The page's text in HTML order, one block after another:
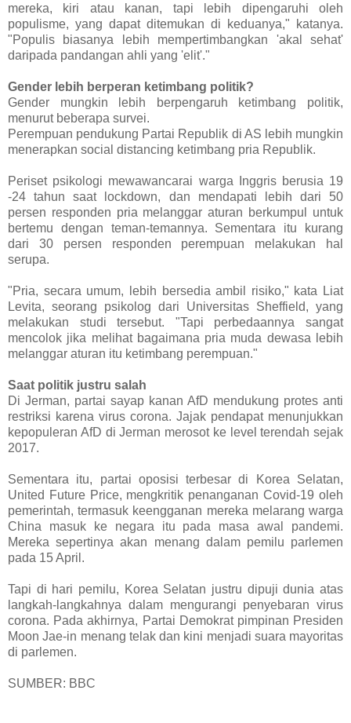
mereka, kiri atau kanan, tapi lebih dipengaruhi oleh
populisme, yang dapat ditemukan di keduanya," katanya.
"Populis biasanya lebih mempertimbangkan 'akal sehat'
daripada pandangan ahli yang 'elit'."
Gender lebih berperan ketimbang politik?
Gender mungkin lebih berpengaruh ketimbang politik,
menurut beberapa survei.
Perempuan pendukung Partai Republik di AS lebih mungkin
menerapkan social distancing ketimbang pria Republik.
Periset psikologi mewawancarai warga Inggris berusia 19
-24 tahun saat lockdown, dan mendapati lebih dari 50
persen responden pria melanggar aturan berkumpul untuk
bertemu dengan teman-temannya. Sementara itu kurang
dari 30 persen responden perempuan melakukan hal
serupa.
"Pria, secara umum, lebih bersedia ambil risiko," kata Liat
Levita, seorang psikolog dari Universitas Sheffield, yang
melakukan studi tersebut. "Tapi perbedaannya sangat
mencolok jika melihat bagaimana pria muda dewasa lebih
melanggar aturan itu ketimbang perempuan."
Saat politik justru salah
Di Jerman, partai sayap kanan AfD mendukung protes anti
restriksi karena virus corona. Jajak pendapat menunjukkan
kepopuleran AfD di Jerman merosot ke level terendah sejak
2017.
Sementara itu, partai oposisi terbesar di Korea Selatan,
United Future Price, mengkritik penanganan Covid-19 oleh
pemerintah, termasuk keengganan mereka melarang warga
China masuk ke negara itu pada masa awal pandemi.
Mereka sepertinya akan menang dalam pemilu parlemen
pada 15 April.
Tapi di hari pemilu, Korea Selatan justru dipuji dunia atas
langkah-langkahnya dalam mengurangi penyebaran virus
corona. Pada akhirnya, Partai Demokrat pimpinan Presiden
Moon Jae-in menang telak dan kini menjadi suara mayoritas
di parlemen.
SUMBER: BBC